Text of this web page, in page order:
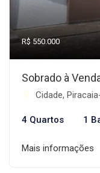
R$ 550.000
Sobrado à
Cidade,
4 Quartos 1
Mais informações